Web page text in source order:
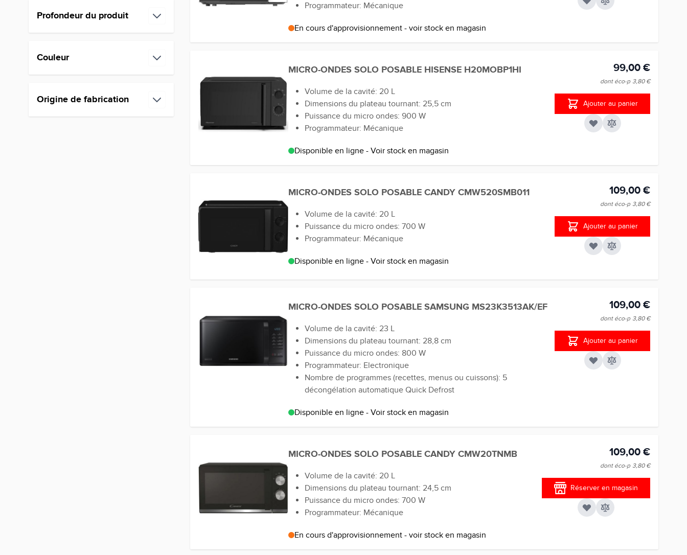
Profondeur du produit
Couleur
Origine de fabrication
Programmateur: Mécanique
En cours d'approvisionnement - voir stock en magasin
MICRO-ONDES SOLO POSABLE HISENSE H20MOBP1HI
Volume de la cavité: 20 L
Dimensions du plateau tournant: 25,5 cm
Puissance du micro ondes: 900 W
Programmateur: Mécanique
Disponible en ligne - Voir stock en magasin
99,00 €
dont éco-p 3,80 €
Ajouter au panier
MICRO-ONDES SOLO POSABLE CANDY CMW520SMB011
Volume de la cavité: 20 L
Puissance du micro ondes: 700 W
Programmateur: Mécanique
Disponible en ligne - Voir stock en magasin
109,00 €
dont éco-p 3,80 €
Ajouter au panier
MICRO-ONDES SOLO POSABLE SAMSUNG MS23K3513AK/EF
Volume de la cavité: 23 L
Dimensions du plateau tournant: 28,8 cm
Puissance du micro ondes: 800 W
Programmateur: Electronique
Nombre de programmes (recettes, menus ou cuissons): 5
décongélation automatique Quick Defrost
Disponible en ligne - Voir stock en magasin
109,00 €
dont éco-p 3,80 €
Ajouter au panier
MICRO-ONDES SOLO POSABLE CANDY CMW20TNMB
Volume de la cavité: 20 L
Dimensions du plateau tournant: 24,5 cm
Puissance du micro ondes: 700 W
Programmateur: Mécanique
En cours d'approvisionnement - voir stock en magasin
109,00 €
dont éco-p 3,80 €
Réserver en magasin